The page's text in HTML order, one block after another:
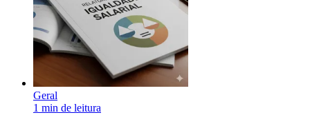
Geral
1 min de leitura